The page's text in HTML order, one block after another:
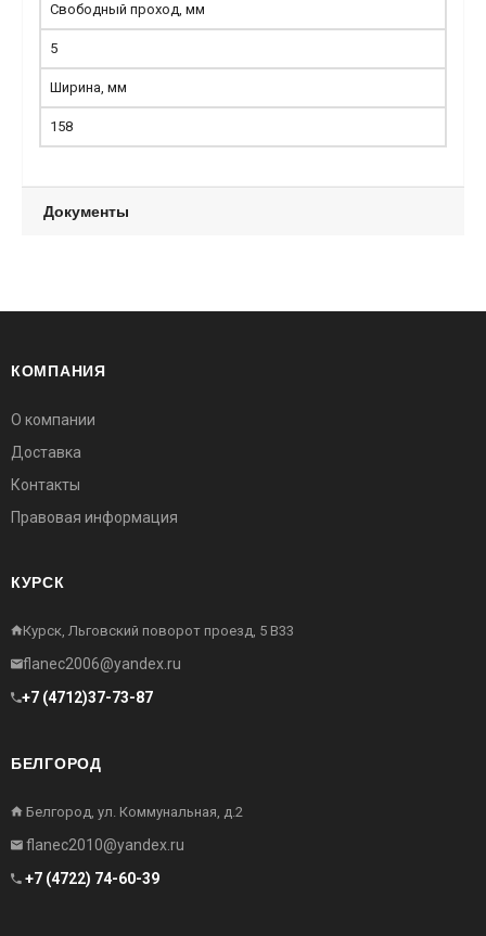
Свободный проход, мм
5
Ширина, мм
158
Документы
КОМПАНИЯ
О компании
Доставка
Контакты
Правовая информация
КУРСК
Курск, Льговский поворот проезд, 5 В33
flanec2006@yandex.ru
+7 (4712)37-73-87
БЕЛГОРОД
Белгород, ул. Коммунальная, д.2
flanec2010@yandex.ru
+7 (4722) 74-60-39